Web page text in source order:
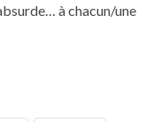
à chacun/une